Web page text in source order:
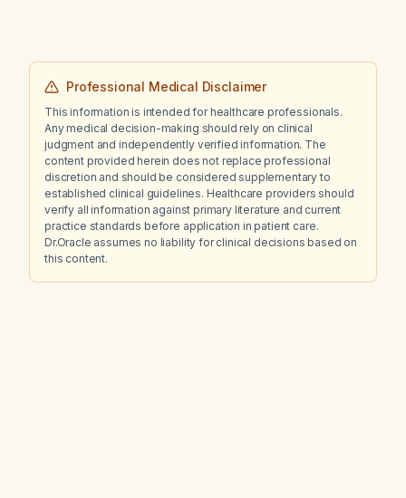
Professional Medical Disclaimer
This information is intended for healthcare professionals.
Any medical decision-making should rely on clinical
judgment and independently verified information. The
content provided herein does not replace professional
discretion and should be considered supplementary to
established clinical guidelines. Healthcare providers should
verify all information against primary literature and current
practice standards before application in patient care.
Dr.Oracle assumes no liability for clinical decisions based on
this content.